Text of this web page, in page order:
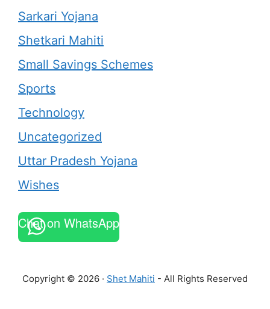
Sarkari Yojana
Shetkari Mahiti
Small Savings Schemes
Sports
Technology
Uncategorized
Uttar Pradesh Yojana
Wishes
Chat on WhatsApp
Copyright © 2026 · Shet Mahiti - All Rights Reserved